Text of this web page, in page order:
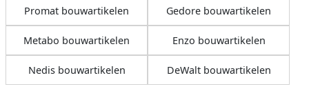
Promat bouwartikelen Gedore bouwartikelen
Metabo bouwartikelen Enzo bouwartikelen
Nedis bouwartikelen DeWalt bouwartikelen